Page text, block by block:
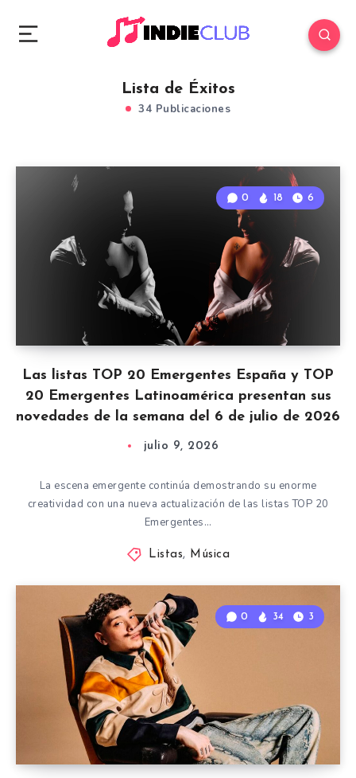
Lista de Éxitos
34 Publicaciones
Las listas TOP 20 Emergentes España y TOP
20 Emergentes Latinoamérica presentan sus
novedades de la semana del 6 de julio de 2026
0 18 6
julio 9, 2026
La escena emergente continúa demostrando su enorme
creatividad con una nueva actualización de las listas TOP 20
Emergentes…
Listas, Música
0 34 3